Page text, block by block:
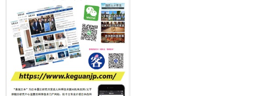
日本第2次医疗研究开发调整费，根据一线实际情况和需求分配99.3亿
日元
科学研究
千叶大学鉴定出导致难治性疾病“肺高血压症”恶化的蛋白质“MYL9/12”，
会引发血管结构恶化
科学研究
京都大学高效生成光的构成单元“光子”，可应用于量子计算机
科学研究